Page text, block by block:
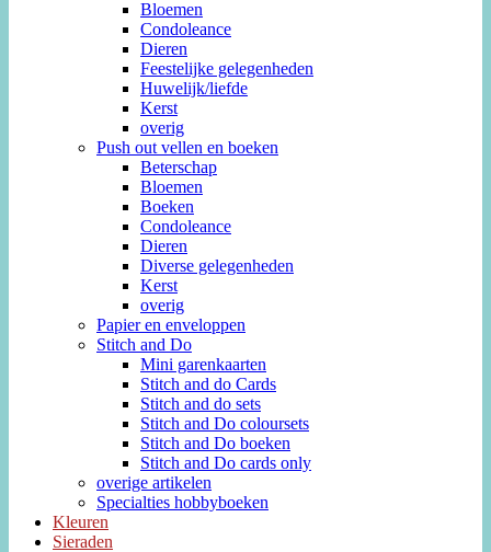
Bloemen
Condoleance
Dieren
Feestelijke gelegenheden
Huwelijk/liefde
Kerst
overig
Push out vellen en boeken
Beterschap
Bloemen
Boeken
Condoleance
Dieren
Diverse gelegenheden
Kerst
overig
Papier en enveloppen
Stitch and Do
Mini garenkaarten
Stitch and do Cards
Stitch and do sets
Stitch and Do coloursets
Stitch and Do boeken
Stitch and Do cards only
overige artikelen
Specialties hobbyboeken
Kleuren
Sieraden